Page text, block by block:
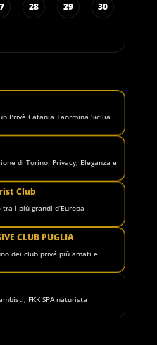
28 29 30
Privè Catania Taormina Sicilia
di Torino. Privacy, Eleganza e
Club
i più grandi d’Europa
CLUB PUGLIA
dei club privé più amati e
FKK SPA naturista